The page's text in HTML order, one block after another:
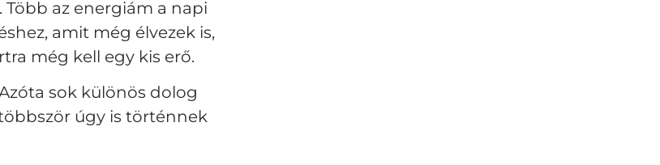
az energiám a napi
amit még élvezek is,
még kell egy kis erő.
sok különös dolog
úgy is történnek